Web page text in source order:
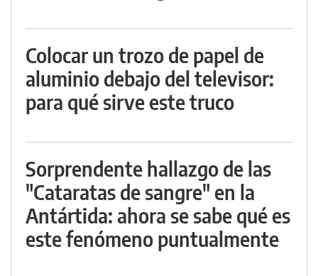
Colocar un trozo de papel de
aluminio debajo del televisor:
para qué sirve este truco
Sorprendente hallazgo de las
"Cataratas de sangre" en la
Antártida: ahora se sabe qué es
este fenómeno puntualmente